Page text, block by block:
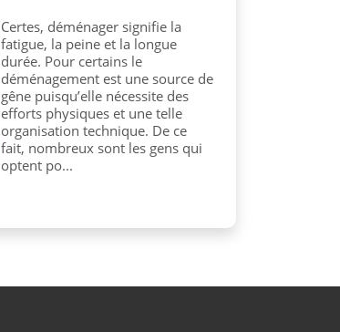
Certes, déménager signifie la
fatigue, la peine et la longue
durée. Pour certains le
déménagement est une source de
gêne puisqu’elle nécessite des
efforts physiques et une telle
organisation technique. De ce
fait, nombreux sont les gens qui
optent po...